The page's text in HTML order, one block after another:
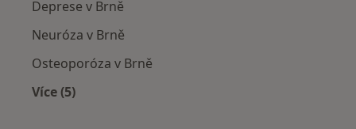
Deprese v Brně
Neuróza v Brně
Osteoporóza v Brně
Více (5)